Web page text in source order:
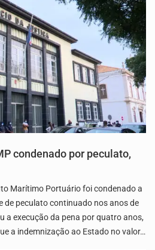
condenado por peculato,
Marítimo Portuário foi condenado a
de peculato continuado nos anos de
a execução da pena por quatro anos,
a indemnização ao Estado no valor…